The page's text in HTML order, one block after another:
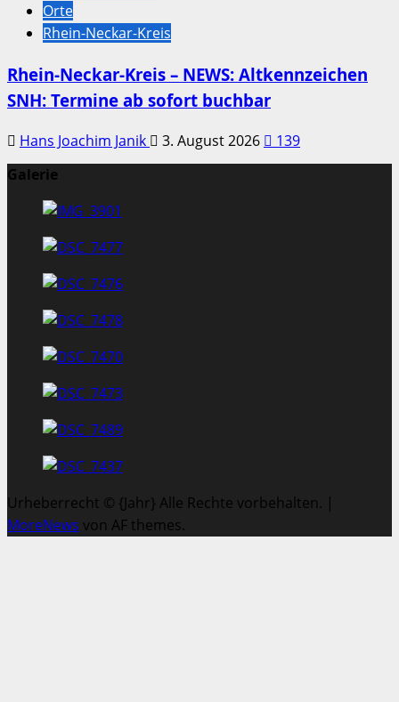
Orte
Rhein-Neckar-Kreis
Rhein-Neckar-Kreis – NEWS: Altkennzeichen
SNH: Termine ab sofort buchbar
Hans Joachim Janik 3. August 2026
139
Galerie
Urheberrecht © {Jahr} Alle Rechte vorbehalten. |
MoreNews von AF themes.